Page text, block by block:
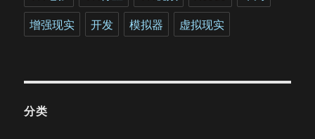
增强现实
开发 模拟器 虚拟现实
分类